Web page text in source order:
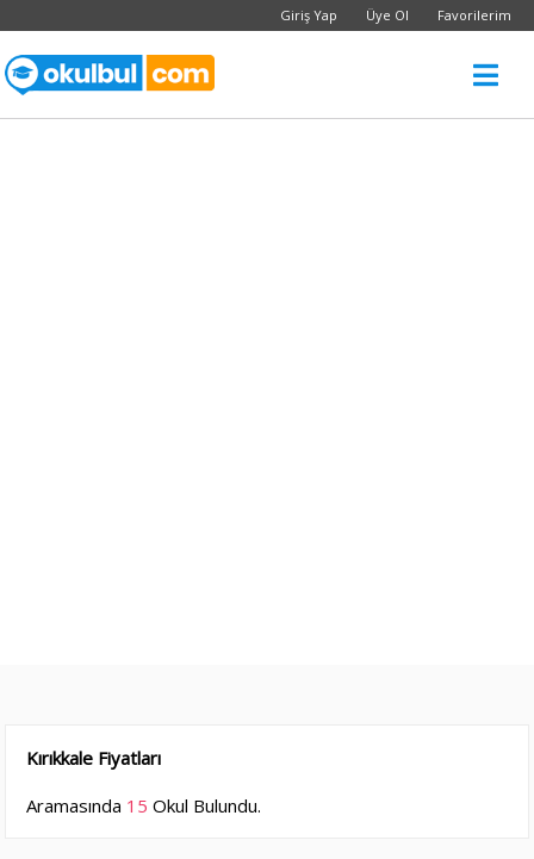
Giriş Yap Üye Ol Favorilerim
Kırıkkale Fiyatları
Aramasında 15 Okul Bulundu.